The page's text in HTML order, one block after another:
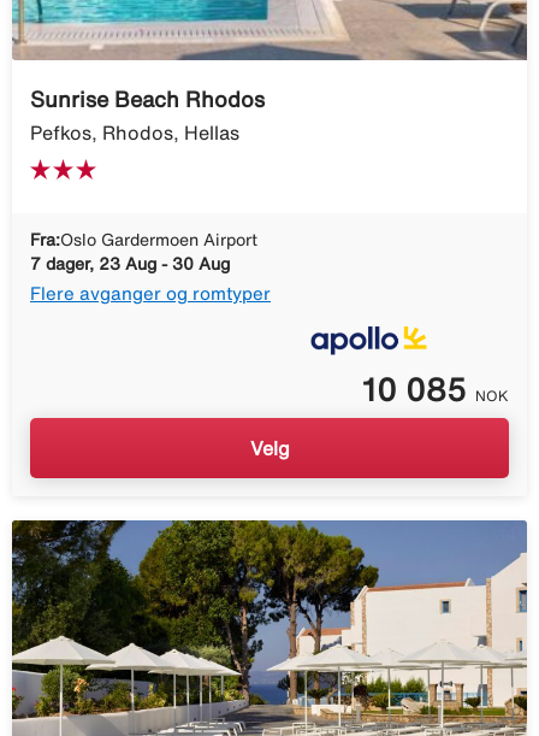
Sunrise Beach Rhodos
Pefkos, Rhodos, Hellas
Fra:Oslo Gardermoen Airport
7 dager, 23 Aug - 30 Aug
Flere avganger og romtyper
10 085 NOK
Velg